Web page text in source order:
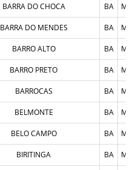
BARRA DO CHOCA BA
BARRA DO MENDES BA
BARRO ALTO BA
BARRO PRETO BA
BARROCAS BA
BELMONTE BA
BELO CAMPO BA
BIRITINGA BA